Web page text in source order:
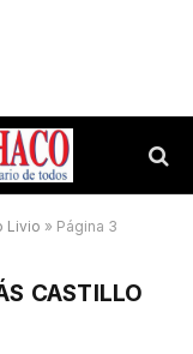
Livio » Página 3
CASTILLO